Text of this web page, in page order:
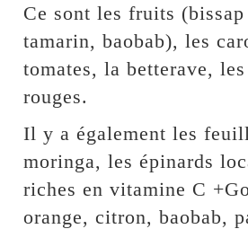
Ce sont les fruits (bissap
tamarin, baobab), les
tomates, la betterave,
rouges.
Il y a également les
moringa, les épinards
riches en vitamine C
orange, citron, baobab,